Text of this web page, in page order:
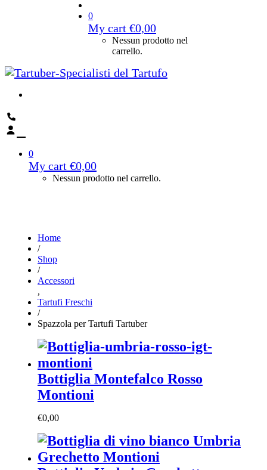
0
My cart €0,00
Nessun prodotto nel
carrello.
0
My cart €0,00
Nessun prodotto nel carrello.
Home
/
Shop
/
Accessori
,
Tartufi Freschi
/
Spazzola per Tartufi Tartuber
Bottiglia Montefalco Rosso
Montioni
€0,00